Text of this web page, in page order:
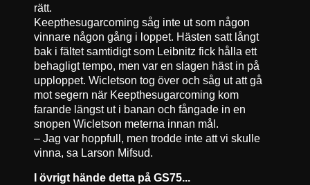
rätt.
Keepthesugarcoming såg inte ut som någon
vinnare någon gång i loppet. Hästen satt långt
bak i fältet samtidigt som Leibnitz fick hålla ett
behagligt tempo, men var en slagen häst in på
upploppet. Wicletson tog över och såg ut att gå
mot segern när Keepthesugarcoming kom
farande längst ut i banan och fångade in en
snopen Wicletson meterna innan mål.
– Jag var hoppfull, men trodde inte att vi skulle
vinna, sa Larson Mifsud.
I övrigt hände detta på GS75...